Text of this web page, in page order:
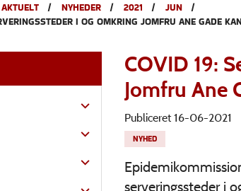
AKTUELT NYHEDER 2021
JUN
I OG OMKRING JOMFRU ANE GADE
COVID 19:
Jomfru Ane
Publiceret 16-06-2021
NYHED
serveringssteder i